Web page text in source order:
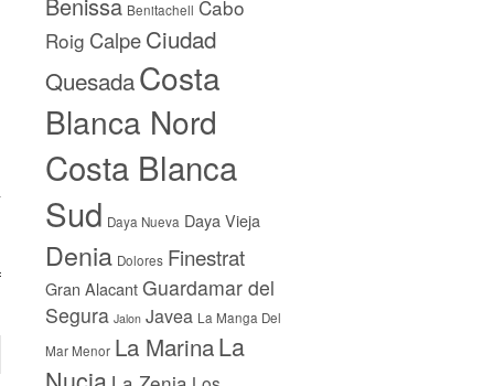
Benitachell Cabo
Roig CalpeCiudad
QuesadaCosta
Blanca Nord
Costa Blanca
Sud Daya Nueva Daya Vieja
Denia Dolores Finestrat
Gran AlacantGuardamar del
Segura Jalon Javea La Manga Del
Mar Menor La MarinaLa